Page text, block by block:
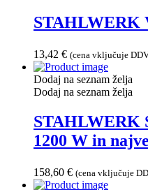
STAHLWERK
13,42 € (cena vključuje
Dodaj na seznam želja
Dodaj na seznam želja
STAHLWERK
1200 W in
158,60 € (cena vključuje